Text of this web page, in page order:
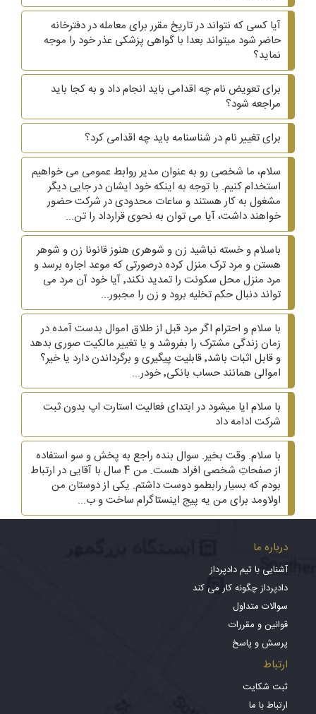
آیا کسی که نتواند در تاریخ مقرر برای معامله در دفترخانه
حاضر شود میتواند بعدا با گواهی پزشکی عذر خود را موجه
نماید؟
برای تعویض نام چه اقدامی باید انجام داد و به کجا باید
مراجعه شود؟
برای تغییر نام در شناسنامه باید چه اقدامی کرد؟
سلام، ما شخصی رو به عنوان مدیر روابط عمومی می خواهیم
استخدام کنیم. با توجه به اینکه خود ایشان در جایی دیگر
مشغول به کار هستند و ساعات محدودی در شرکت حضور
خواهند داشت، آیا می توان به نحوی قرارداد را تن...
باسلام و خسته نباشید زن و شوهری هنوز قانونا زن و شوهر
هستن و مرد ترک منزل کرده درصورتی که موعد اجاره برسد و
مرد منزل محل سکونت را تمدید نکند٬ آیا خود آن مرد می
تواند دنبال حکم تخلیه برود و زن را مجبور...
با سلام و احترام اگر مرد قبل از طلاق اموال بدست آمده در
زمان زندگی مشترک را بفروشد و یا تغییر مالکیت صوری بدهد
و قابل اثبات باشد٬ قابلیت پیگیری و برگرداندن دارد یا خیر؟
اموالی همانند حساب بانکی٬ خودر...
با سلام ایا میشود در ابتدای فعالیت استارت اپ بدون ثبت
شرکت ادامه داد
با سلام. وقت بخیر. سوال بنده راجع به پخش و سو استفاده
از صفحاتِ شخصی افراد هست. من 4 سال با آقایی در ارتباط
بودم که بسیار رابطمو دوست داشتم. یکی از دوستان من
اولاومد برای من یه پیج اینستاگرام ساخت و ب...
درباره ما
آشنایی با تیم دادپرداز
دادپرداز چگونه کار می کند
سوالات متداول
قوانین و مقررات
پرسش و پاسخ
ارتباط
ثبت شکایت
ارتباط با ما